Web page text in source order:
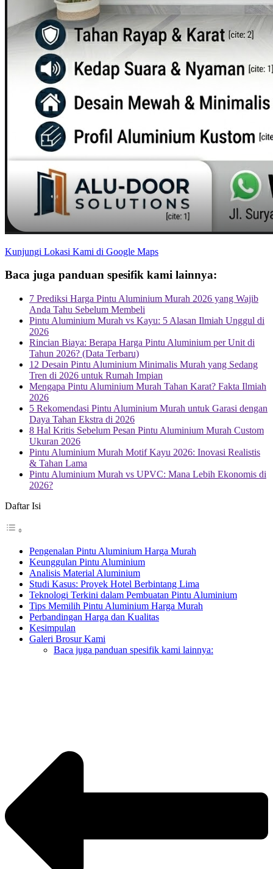
Kunjungi Lokasi Kami di Google Maps
Baca juga panduan spesifik kami lainnya:
7 Prediksi Harga Pintu Aluminium Murah 2026 yang Wajib
Anda Tahu Sebelum Membeli
Pintu Aluminium Murah vs Kayu: 5 Alasan Ilmiah Unggul di
2026
Rincian Biaya: Berapa Harga Pintu Aluminium per Unit di
Tahun 2026? (Data Terbaru)
12 Desain Pintu Aluminium Minimalis Murah yang Sedang
Tren di 2026 untuk Rumah Impian
Mengapa Pintu Aluminium Murah Tahan Karat? Fakta Ilmiah
2026
5 Rekomendasi Pintu Aluminium Murah untuk Garasi dengan
Daya Tahan Ekstra di 2026
8 Hal Kritis Sebelum Pesan Pintu Aluminium Murah Custom
Ukuran 2026
Pintu Aluminium Murah Motif Kayu 2026: Inovasi Realistis
& Tahan Lama
Pintu Aluminium Murah vs UPVC: Mana Lebih Ekonomis di
2026?
Daftar Isi
Pengenalan Pintu Aluminium Harga Murah
Keunggulan Pintu Aluminium
Analisis Material Aluminium
Studi Kasus: Proyek Hotel Berbintang Lima
Teknologi Terkini dalam Pembuatan Pintu Aluminium
Tips Memilih Pintu Aluminium Harga Murah
Perbandingan Harga dan Kualitas
Kesimpulan
Galeri Brosur Kami
Baca juga panduan spesifik kami lainnya: